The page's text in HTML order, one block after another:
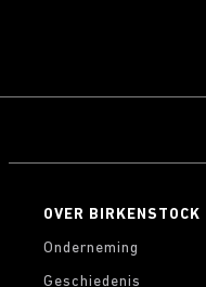
OVER BIRKENSTOCK
Onderneming
Geschiedenis